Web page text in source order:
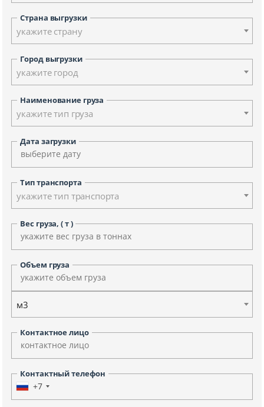
Страна выгрузки
укажите страну
Город выгрузки
укажите город
Наименование груза
укажите тип груза
Дата загрузки
Тип транспорта
укажите тип транспорта
Вес груза, ( т )
Объем груза
м3
Контактное лицо
Контактный телефон
+7